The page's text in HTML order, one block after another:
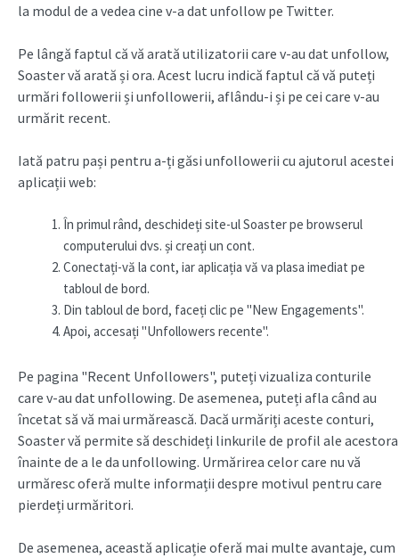
la modul de a vedea cine v-a dat unfollow pe Twitter.
Pe lângă faptul că vă arată utilizatorii care v-au dat unfollow,
Soaster vă arată și ora. Acest lucru indică faptul că vă puteți
urmări followerii și unfollowerii, aflându-i și pe cei care v-au
urmărit recent.
Iată patru pași pentru a-ți găsi unfollowerii cu ajutorul acestei
aplicații web:
În primul rând, deschideți site-ul Soaster pe browserul
computerului dvs. și creați un cont.
Conectați-vă la cont, iar aplicația vă va plasa imediat pe
tabloul de bord.
Din tabloul de bord, faceți clic pe "New Engagements".
Apoi, accesați "Unfollowers recente".
Pe pagina "Recent Unfollowers", puteți vizualiza conturile
care v-au dat unfollowing. De asemenea, puteți afla când au
încetat să vă mai urmărească. Dacă urmăriți aceste conturi,
Soaster vă permite să deschideți linkurile de profil ale acestora
înainte de a le da unfollowing. Urmărirea celor care nu vă
urmăresc oferă multe informații despre motivul pentru care
pierdeți urmăritori.
De asemenea, această aplicație oferă mai multe avantaje, cum